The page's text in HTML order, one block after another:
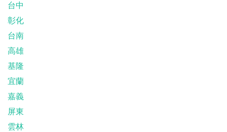
台中
彰化
台南
高雄
基隆
宜蘭
嘉義
屏東
雲林